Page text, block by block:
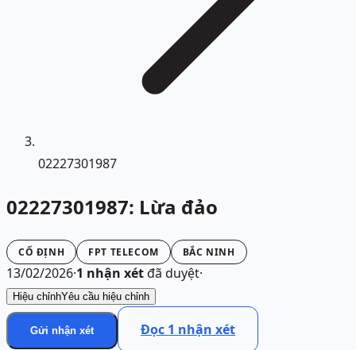
02227301987
02227301987: Lừa đảo
CỐ ĐỊNH FPT TELECOM BẮC NINH
13/02/2026·1 nhận xétđã duyệt·
Hiệu chỉnhYêu cầu hiệu chỉnh
Gửi nhận xét Đọc 1 nhận xét